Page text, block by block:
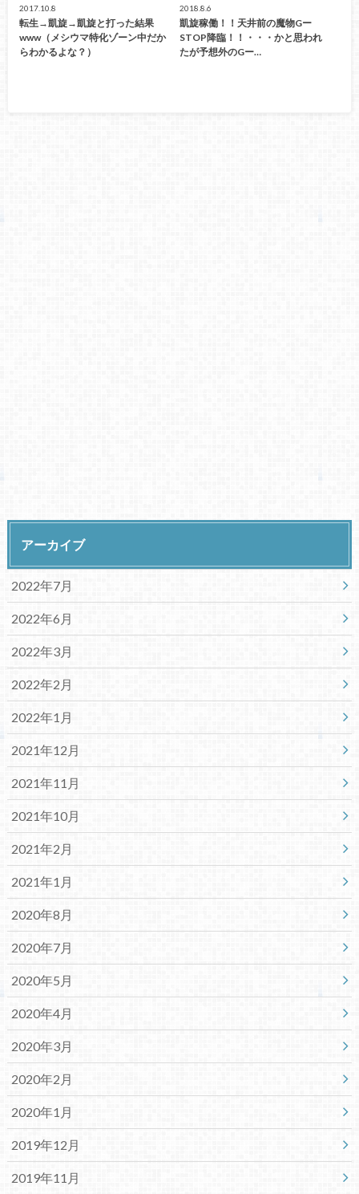
2017.10.8
転生→凱旋→凱旋と打った結果
www（メシウマ特化ゾーン中だか
らわかるよな？）
2018.8.6
凱旋稼働！！天井前の魔物Gー
STOP降臨！！・・・かと思われ
たが予想外のGー…
アーカイブ
2022年7月
2022年6月
2022年3月
2022年2月
2022年1月
2021年12月
2021年11月
2021年10月
2021年2月
2021年1月
2020年8月
2020年7月
2020年5月
2020年4月
2020年3月
2020年2月
2020年1月
2019年12月
2019年11月